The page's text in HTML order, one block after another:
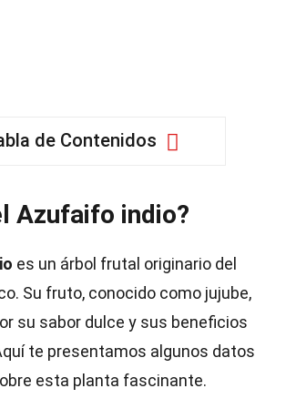
de Contenidos
Azufaifo indio?
es un árbol frutal originario del
Su fruto, conocido como jujube,
su sabor dulce y sus beneficios
te presentamos algunos datos
esta planta fascinante.